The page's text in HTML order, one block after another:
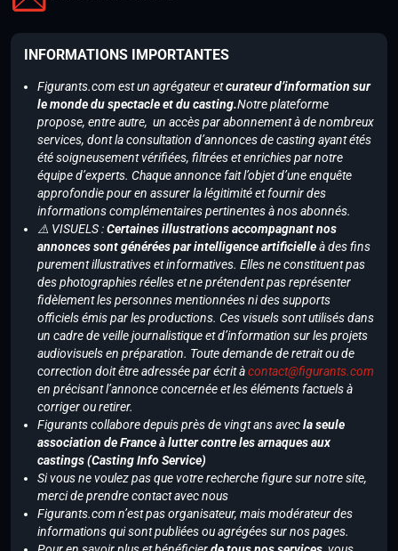
INFORMATIONS IMPORTANTES
Figurants.com est un agrégateur etcurateur d’information sur
le monde du spectacle et du casting.Notre plateforme
propose, entre autre, un accès par abonnement à de nombreux
services, dont la consultation d’annonces de casting ayant étés
été soigneusement vérifiées, filtrées et enrichies par notre
équipe d’experts. Chaque annonce fait l’objet d’une enquête
approfondie pour en assurer la légitimité et fournir des
informations complémentaires pertinentes à nos abonnés.
⚠️ VISUELS :Certaines illustrations accompagnant nos
annonces sont générées par intelligence artificielleà des fins
purement illustratives et informatives. Elles ne constituent pas
des photographies réelles et ne prétendent pas représenter
fidèlement les personnes mentionnées ni des supports
officiels émis par les productions. Ces visuels sont utilisés dans
un cadre de veille journalistique et d’information sur les projets
audiovisuels en préparation. Toute demande de retrait ou de
correction doit être adressée par écrit àcontact@figurants.com
en précisant l’annonce concernée et les éléments factuels à
corriger ou retirer.
Figurants collabore depuis près de vingt ans avecla seule
association de France à lutter contre les arnaques aux
castings (Casting Info Service)
Si vous ne voulez pas que votre recherche figure sur notre site,
merci de prendre contact avec nous
Figurants.com n’est pas organisateur, mais modérateur des
informations qui sont publiées ou agrégées sur nos pages.